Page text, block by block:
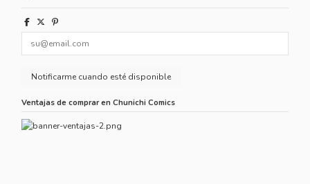
Ventajas de comprar en Chunichi Comics